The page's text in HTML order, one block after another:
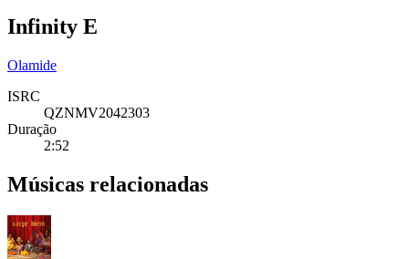
Infinity E
Olamide
ISRC
QZNMV2042303
Duração
2:52
Músicas relacionadas